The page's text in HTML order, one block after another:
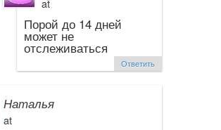
Порой до 14 дней
может не
отслеживаться
Ответить
Наталья
at